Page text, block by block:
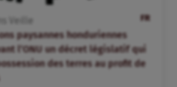
FR
Veille
paysannes honduriennes
l’ONU un décret législatif qui
des terres au profit de